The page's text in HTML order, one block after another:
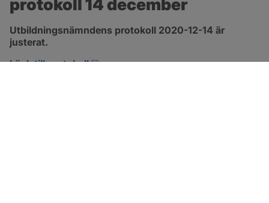
protokoll 14 december
Utbildningsnämndens protokoll 2020-12-14 är
justerat.
Länk till protokoll
pdf, 161.6 kB, öppnas i nytt fönster.